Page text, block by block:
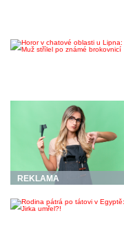
REKLAMA